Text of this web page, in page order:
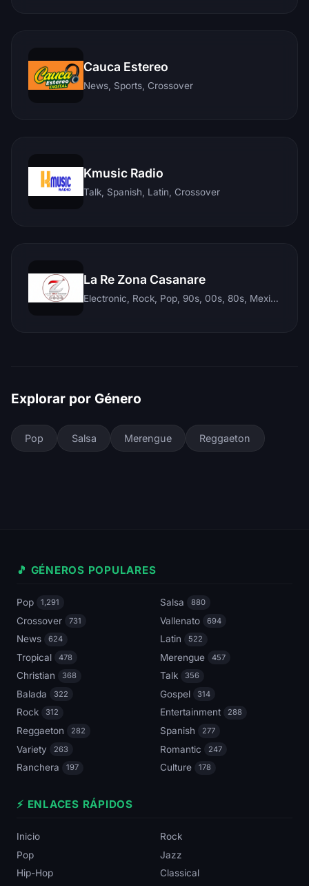
Cauca Estereo
News, Sports, Crossover
Kmusic Radio
Talk, Spanish, Latin, Crossover
La Re Zona Casanare
Electronic, Rock, Pop, 90s, 00s, 80s, Mexican, Ranchera, Reggaeton, Instrumental, Salsa, Merengue, Tropical, Romantic, Vallenato, Llanera
Explorar por Género
Pop Salsa Merengue Reggaeton
🎵 GÉNEROS POPULARES
Pop 1,291 Salsa 880
Crossover 731 Vallenato 694
News 624 Latin 522
Tropical 478 Merengue 457
Christian 368 Talk 356
Balada 322 Gospel 314
Rock 312 Entertainment 288
Reggaeton 282 Spanish 277
Variety 263 Romantic 247
Ranchera 197 Culture 178
⚡ ENLACES RÁPIDOS
Inicio
Rock
Pop
Jazz
Hip-Hop
Classical